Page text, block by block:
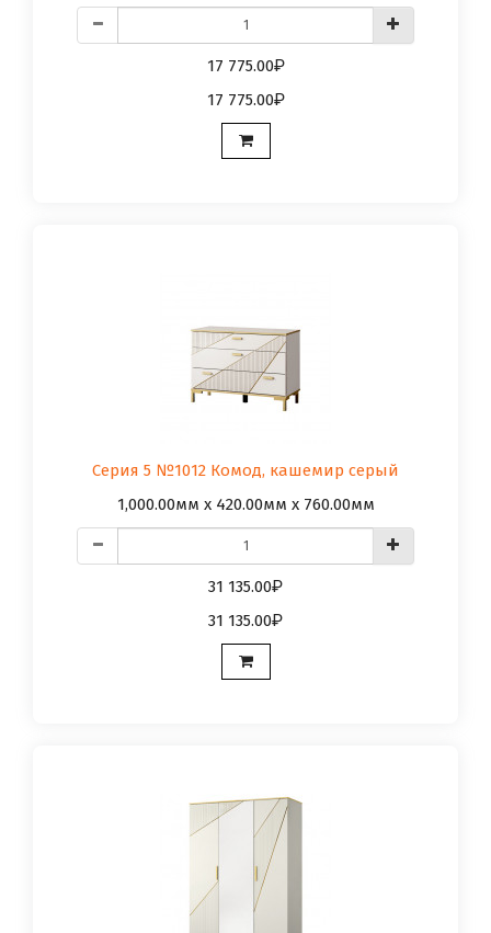
17 775.00
17 775.00
Серия 5 №1012 Комод, кашемир серый
1,000.00мм x 420.00мм x 760.00мм
31 135.00
31 135.00